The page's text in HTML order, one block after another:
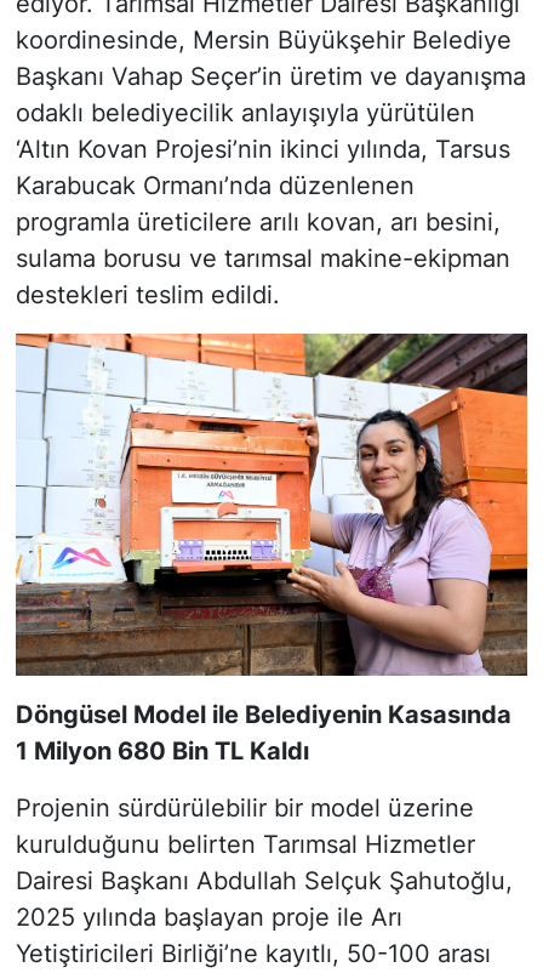
koordinesinde, Mersin Büyükşehir Belediye
Başkanı Vahap Seçer’in üretim ve dayanışma
odaklı belediyecilik anlayışıyla yürütülen
‘Altın Kovan Projesi’nin ikinci yılında, Tarsus
Karabucak Ormanı’nda düzenlenen
programla üreticilere arılı kovan, arı besini,
sulama borusu ve tarımsal makine-ekipman
destekleri teslim edildi.
Döngüsel Model ile Belediyenin Kasasında
1 Milyon 680 Bin TL Kaldı
Projenin sürdürülebilir bir model üzerine
kurulduğunu belirten Tarımsal Hizmetler
Dairesi Başkanı Abdullah Selçuk Şahutoğlu,
2025 yılında başlayan proje ile Arı
Yetiştiricileri Birliği’ne kayıtlı, 50-100 arası